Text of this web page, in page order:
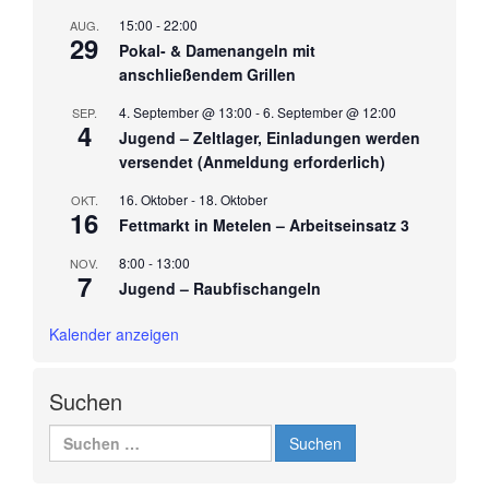
AUG.
29
15:00 -22:00
Pokal- & Damenangeln mit
anschließendem Grillen
SEP.
4
4. September @ 13:00 -6. September @ 12:00
Jugend – Zeltlager, Einladungen werden
versendet (Anmeldung erforderlich)
OKT.
16
16. Oktober- 18. Oktober
Fettmarkt in Metelen – Arbeitseinsatz 3
NOV.
7
8:00 - 13:00
Jugend – Raubfischangeln
Kalender anzeigen
Suchen
nach: